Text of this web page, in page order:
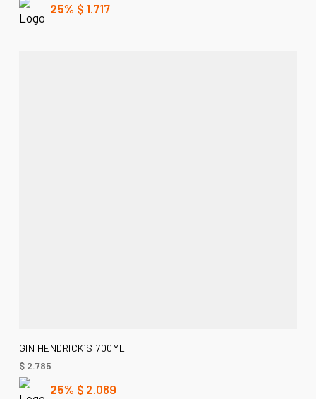
25% $ 1.717
AÑADIR AL CARRITO
GIN HENDRICK´S 700ML
$2.785
25% $ 2.089